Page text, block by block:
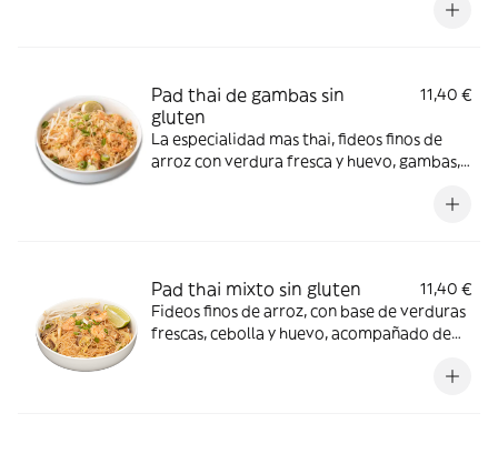
rojo dulce sin gluten. *cacahuetes, huevos,
Pad thai de gambas sin
gluten
11,40 €
La especialidad mas thai, fideos finos de
arroz con verdura fresca y huevo, gambas,
dulce. ¡Incluye el Crunchy Box! (Cebollino,
Pad thai mixto sin gluten
11,40 €
Fideos finos de arroz, con base de verduras
frescas, cebolla y huevo, acompañado de